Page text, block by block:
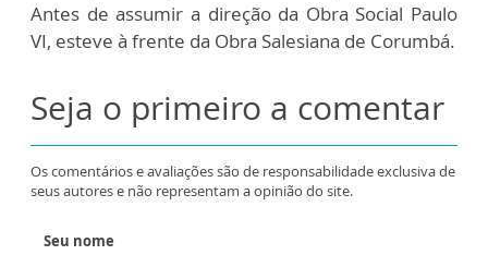
Antes de assumir a direção da Obra Social Paulo
VI, esteve à frente da Obra Salesiana de Corumbá.
Seja o primeiro a comentar
Os comentários e avaliações são de responsabilidade exclusiva de
seus autores e não representam a opinião do site.
Seu nome